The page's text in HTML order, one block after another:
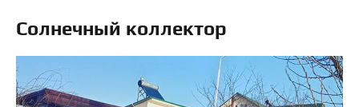
Солнечный коллектор